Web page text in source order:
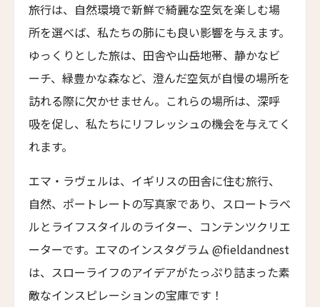
ヴィラ・スパレッティ・トリヴェッリ
Villa Spalletti Trivelli
ロメオ・ローマ
ROMEO Roma
ザ・ゲーテ・ホテル
The Goethe Hotel
Palm Suite
マーロット・ローマ
Maalot Roma
パラッツォ・ターリア
マルグッタ 19
旅行は、自然環境で新鮮で綺麗な空気を楽しむ場
所を選べば、私たちの肺にも良い影響を与えます。
ゆっくりとした旅は、田舎や山岳地帯、静かなビ
ーチ、緑豊かな森など、澄んだ空気が自慢の場所を
訪れる際に欠かせません。これらの場所は、深呼
吸を促し、私たちにリフレッシュの機会を与えてく
れます。
エマ・ラヴェルは、イギリスの田舎に住む旅行、
自然、ポートレートの写真家であり、スロートラベ
ルとライフスタイルのライター、コンテンツクリエ
ーターです。エマのインスタグラム @fieldandnest
は、スローライフのアイデアがたっぷり詰まった素
敵なインスピレーションの宝庫です！